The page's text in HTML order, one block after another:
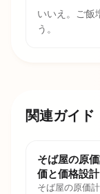
いいえ。ご飯
う。
関連ガイド
そば屋の原
価と価格設計
そば屋の原価